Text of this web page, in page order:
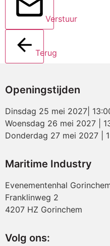
Verstuur
Terug
Openingstijden
Dinsdag 25 mei 2027|
Woensdag 26 mei 2027 |
Donderdag 27 mei 2027 |
Maritime Industry
Evenementenhal
Franklinweg 2
4207 HZ Gorinchem
Volg ons: